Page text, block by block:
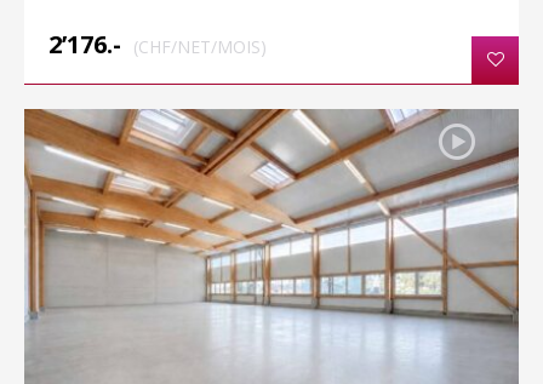
2’176.- (CHF/NET/MOIS)